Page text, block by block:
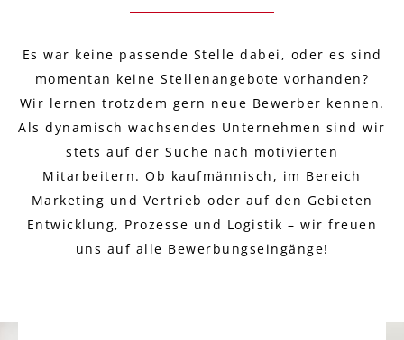
Es war keine passende Stelle dabei, oder es sind
momentan keine Stellenangebote vorhanden?
Wir lernen trotzdem gern neue Bewerber kennen.
Als dynamisch wachsendes Unternehmen sind wir
stets auf der Suche nach motivierten
Mitarbeitern. Ob kaufmännisch, im Bereich
Marketing und Vertrieb oder auf den Gebieten
Entwicklung, Prozesse und Logistik – wir freuen
uns auf alle Bewerbungseingänge!